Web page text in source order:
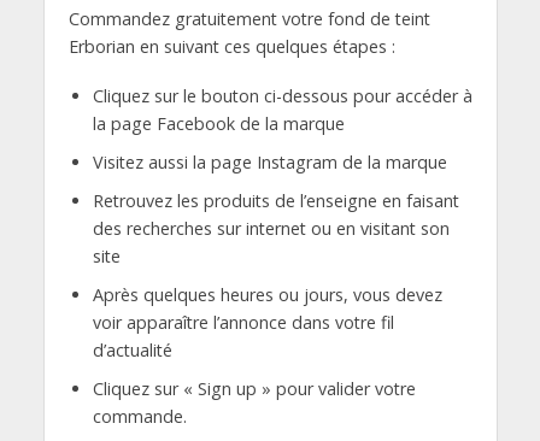
Commandez gratuitement votre fond de teint
Erborian en suivant ces quelques étapes :
Cliquez sur le bouton ci-dessous pour accéder à
la page Facebook de la marque
Visitez aussi la page Instagram de la marque
Retrouvez les produits de l’enseigne en faisant
des recherches sur internet ou en visitant son
site
Après quelques heures ou jours, vous devez
voir apparaître l’annonce dans votre fil
d’actualité
Cliquez sur « Sign up » pour valider votre
commande.